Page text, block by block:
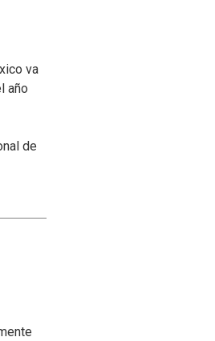
va
año
de